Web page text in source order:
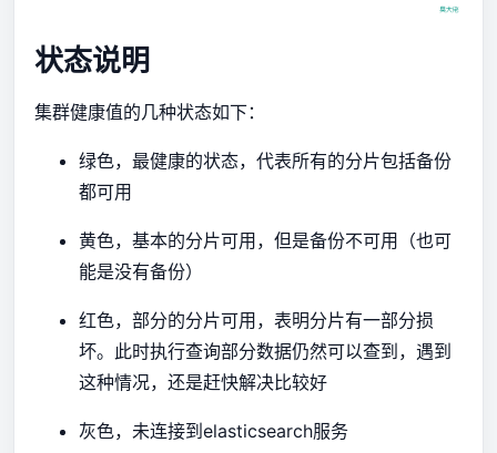
状态说明
集群健康值的几种状态如下：
绿色，最健康的状态，代表所有的分片包括备份
都可用
黄色，基本的分片可用，但是备份不可用（也可
能是没有备份）
红色，部分的分片可用，表明分片有一部分损
坏。此时执行查询部分数据仍然可以查到，遇到
这种情况，还是赶快解决比较好
灰色，未连接到elasticsearch服务